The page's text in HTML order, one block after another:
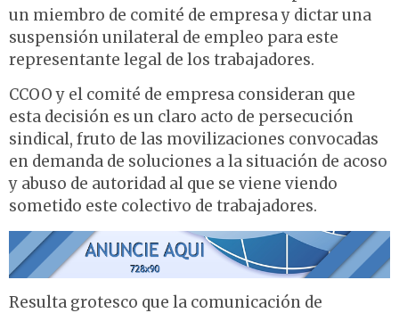
un miembro de comité de empresa y dictar una
suspensión unilateral de empleo para este
representante legal de los trabajadores.
CCOO y el comité de empresa consideran que
esta decisión es un claro acto de persecución
sindical, fruto de las movilizaciones convocadas
en demanda de soluciones a la situación de acoso
y abuso de autoridad al que se viene viendo
sometido este colectivo de trabajadores.
Resulta grotesco que la comunicación de